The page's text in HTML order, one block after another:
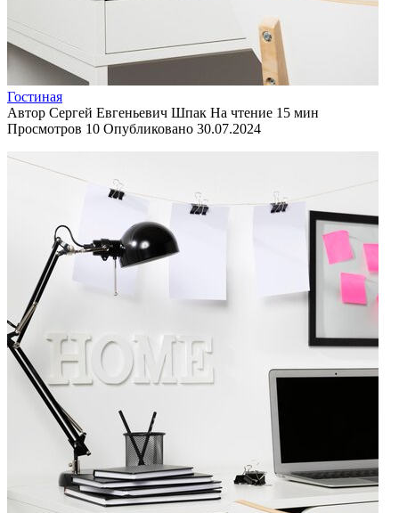
Гостиная
Автор Сергей Евгеньевич Шпак На чтение 15 мин
Просмотров 10 Опубликовано 30.07.2024